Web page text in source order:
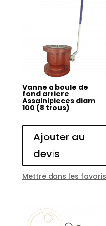
Vanne a boule de
fond arriere
Assainipieces diam
100 (8 trous)
Ajouter au
devis
Mettre dans les favoris